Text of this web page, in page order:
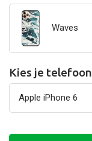
Waves
Kies je telefoon